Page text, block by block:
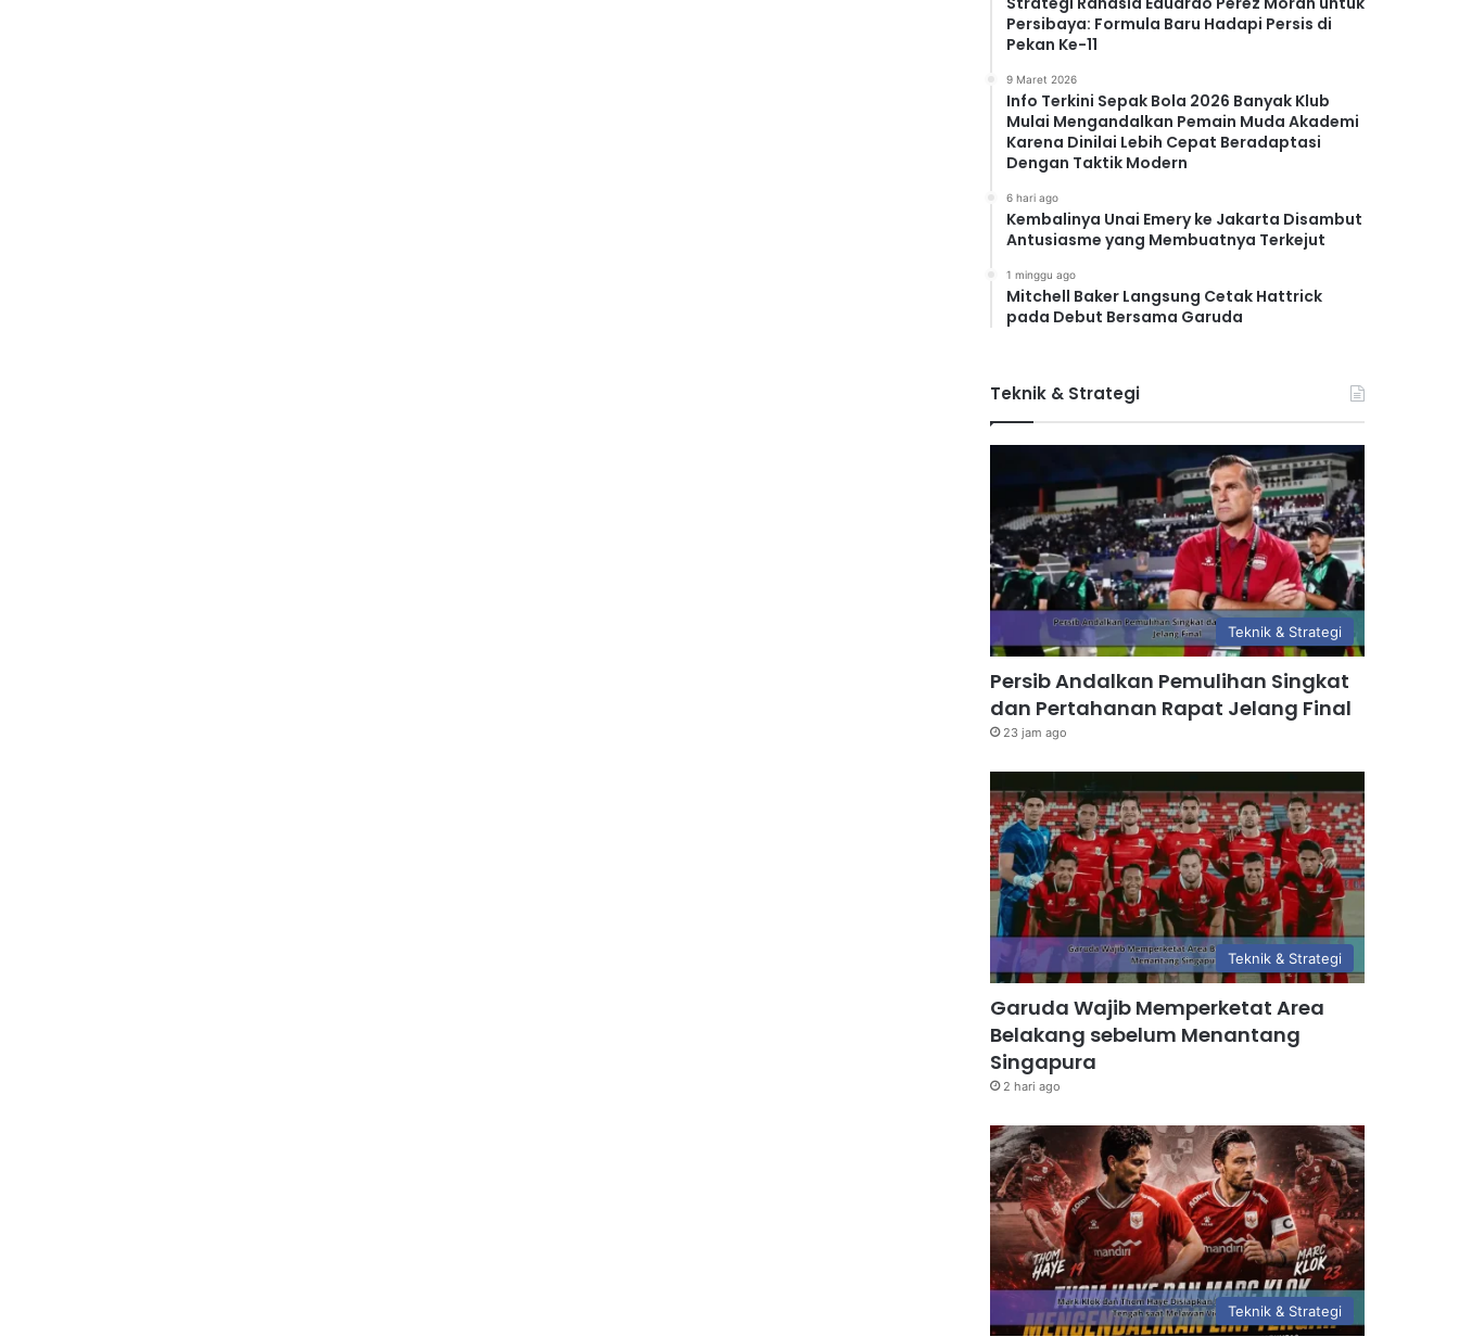
Persibaya: Formula Baru Hadapi Persis di
Pekan Ke-11
9 Maret 2026
Info Terkini Sepak Bola 2026 Banyak Klub
Mulai Mengandalkan Pemain Muda Akademi
Karena Dinilai Lebih Cepat Beradaptasi
Dengan Taktik Modern
6 hari ago
Kembalinya Unai Emery ke Jakarta Disambut
Antusiasme yang Membuatnya Terkejut
1 minggu ago
Mitchell Baker Langsung Cetak Hattrick
pada Debut Bersama Garuda
Teknik & Strategi
Teknik & Strategi
Persib Andalkan Pemulihan Singkat
dan Pertahanan Rapat Jelang Final
23 jam ago
Teknik & Strategi
Garuda Wajib Memperketat Area
Belakang sebelum Menantang
Singapura
2 hari ago
Teknik & Strategi